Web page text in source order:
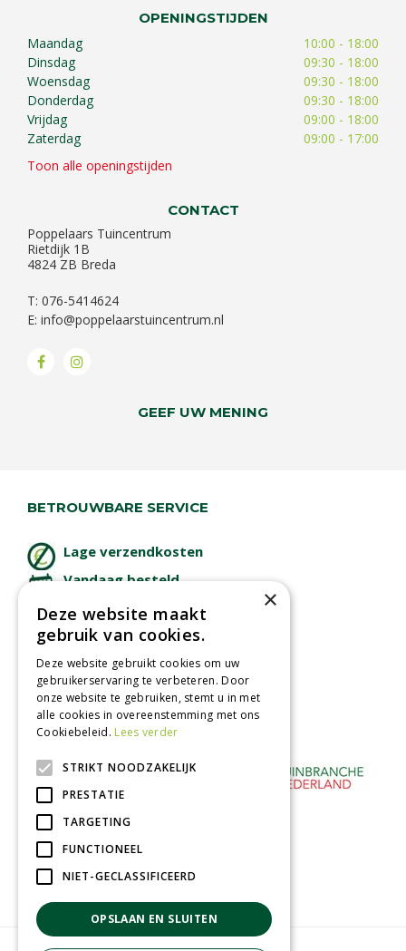
OPENINGSTIJDEN
Maandag
10:00 - 18:00
Dinsdag
09:30 - 18:00
Woensdag
09:30 - 18:00
Donderdag
09:30 - 18:00
Vrijdag
09:00 - 18:00
Zaterdag
09:00 - 17:00
Toon alle openingstijden
CONTACT
Poppelaars Tuincentrum
Rietdijk 1B
4824 ZB Breda
T: 076-5414624
E: info@poppelaarstuincentrum.nl
GEEF UW MENING
BETROUWBARE SERVICE
Lage verzendkosten
Vandaag besteld
Afhalen in tuincentrum
Betaal veilig
met iDeal - Wero
×
Deze website maakt
gebruik van cookies.
Deze website gebruikt cookies om uw
gebruikerservaring te verbeteren. Door
onze website te gebruiken, stemt u in met
alle cookies in overeenstemming met ons
Cookiebeleid. Lees verder
STRIKT NOODZAKELIJK
PRESTATIE
TARGETING
FUNCTIONEEL
NIET-GECLASSIFICEERD
OPSLAAN EN SLUITEN